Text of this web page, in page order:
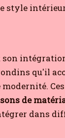
style
qu'il
de
dans